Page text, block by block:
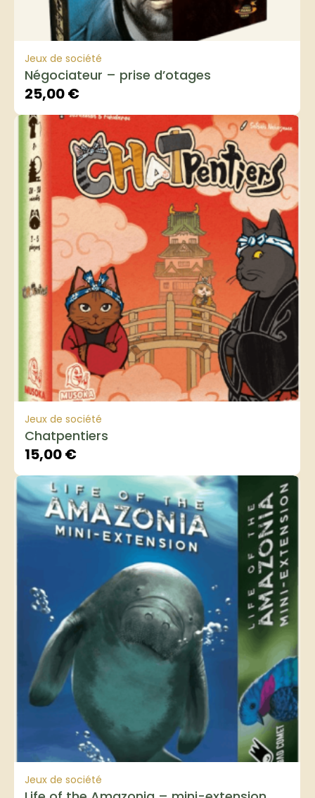
Jeux de société
Négociateur – prise d’otages
25,00€
Jeux de société
Chatpentiers
15,00€
Jeux de société